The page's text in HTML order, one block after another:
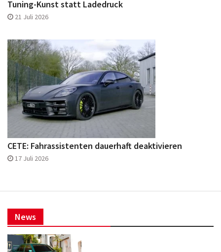
Tuning-Kunst statt Ladedruck
21 Juli 2026
CETE: Fahrassistenten dauerhaft deaktivieren
17 Juli 2026
News